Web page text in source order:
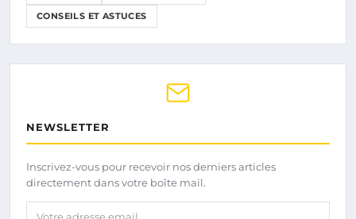
CONSEILS ET ASTUCES
NEWSLETTER
Inscrivez-vous pour recevoir nos derniers articles
directement dans votre boîte mail.
Votre adresse email